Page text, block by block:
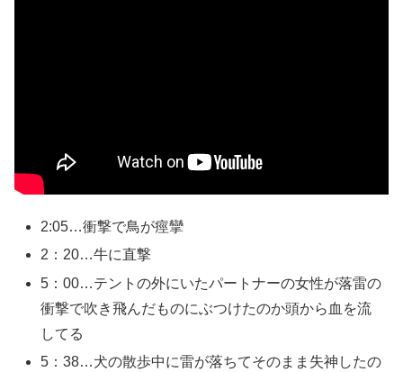
2:05…衝撃で鳥が痙攣
2：20…牛に直撃
5：00…テントの外にいたパートナーの女性が落雷の
衝撃で吹き飛んだものにぶつけたのか頭から血を流
してる
5：38…犬の散歩中に雷が落ちてそのまま失神したの